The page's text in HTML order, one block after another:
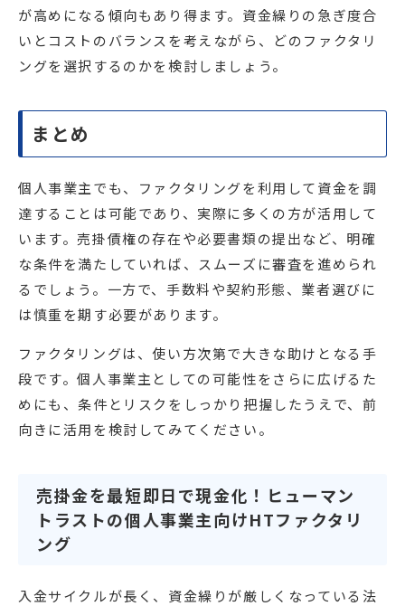
が高めになる傾向もあり得ます。資金繰りの急ぎ度合
いとコストのバランスを考えながら、どのファクタリ
ングを選択するのかを検討しましょう。
まとめ
個人事業主でも、ファクタリングを利用して資金を調
達することは可能であり、実際に多くの方が活用して
います。売掛債権の存在や必要書類の提出など、明確
な条件を満たしていれば、スムーズに審査を進められ
るでしょう。一方で、手数料や契約形態、業者選びに
は慎重を期す必要があります。
ファクタリングは、使い方次第で大きな助けとなる手
段です。個人事業主としての可能性をさらに広げるた
めにも、条件とリスクをしっかり把握したうえで、前
向きに活用を検討してみてください。
売掛金を最短即日で現金化！ヒューマン
トラストの個人事業主向けHTファクタリ
ング
入金サイクルが長く、資金繰りが厳しくなっている法